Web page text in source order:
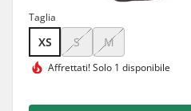
Taglia
XS S M
Affrettati!Solo 1 disponibile